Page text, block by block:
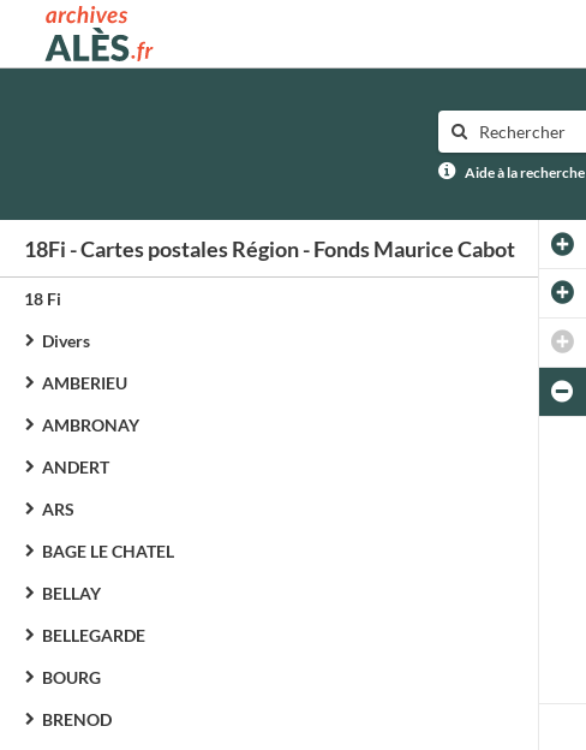
Archives municipales d'Alès
Aide à la recherche
18Fi - Cartes postales Région - Fonds Maurice Cabot
18 Fi
Divers
AMBERIEU
AMBRONAY
ANDERT
ARS
BAGE LE CHATEL
BELLAY
BELLEGARDE
BOURG
BRENOD